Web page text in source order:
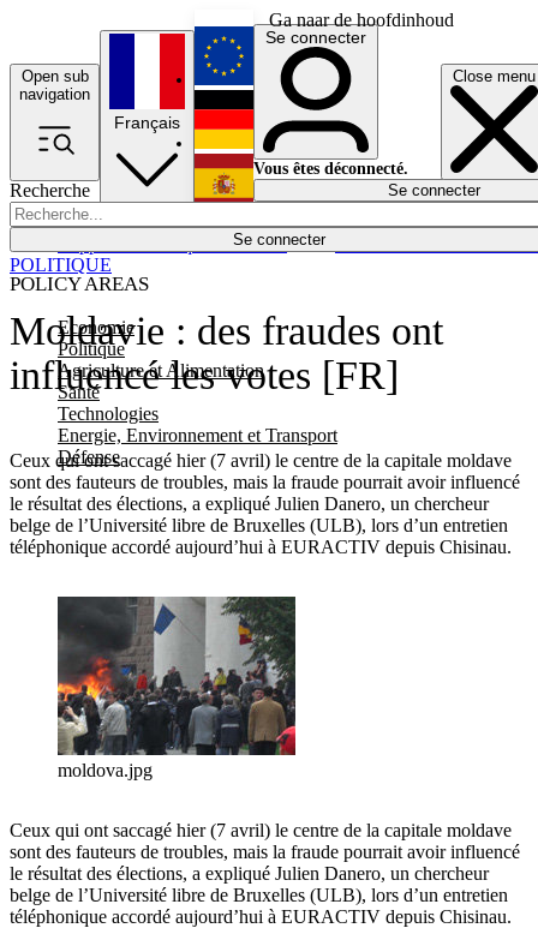
Ga naar de hoofdinhoud
Open sub
navigation
Close menu
Recherche
Se connecter
POLICY AREAS
Economie
Politique
Agriculture et Alimentation
Santé
Technologies
Energie, Environnement et Transport
Défense
Économie
Français
English
Deutsch
Español
Se connecter
Vous êtes déconnecté.
Se connecter
Moldavie : des fraudes ont
influencé les votes [FR]
Ceux qui ont saccagé hier (7 avril) le centre de la capitale moldave
sont des fauteurs de troubles, mais la fraude pourrait avoir influencé
le résultat des élections, a expliqué Julien Danero, un chercheur
belge de l’Université libre de Bruxelles (ULB), lors d’un entretien
téléphonique accordé aujourd’hui à EURACTIV depuis Chisinau.
POLITIQUE
moldova.jpg
Ceux qui ont saccagé hier (7 avril) le centre de la capitale moldave
sont des fauteurs de troubles, mais la fraude pourrait avoir influencé
le résultat des élections, a expliqué Julien Danero, un chercheur
belge de l’Université libre de Bruxelles (ULB), lors d’un entretien
téléphonique accordé aujourd’hui à EURACTIV depuis Chisinau.